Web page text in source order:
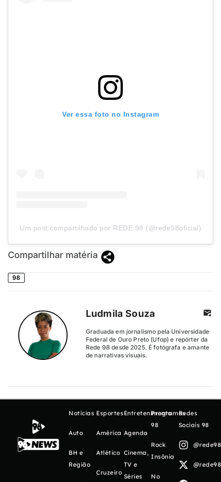
Ver essa foto no Instagram
Um post compartilhado por REDE 98 (@rede98oficial)
Compartilhar matéria
98
Ludmila Souza
Graduada em jornalismo pela Universidade
Federal de Ouro Preto (Ufop) e repórter da
Rede 98 desde 2025. É fotógrafa e amante
de narrativas visuais.
Notícias
Auto
BH e
Região
Esportes
América
Atlético
Cruzeiro
Entretenimento
Agenda
Cinema,
TV e
Séries
Programas
98
Rock
Insônia
No
Redes
Sociais 98